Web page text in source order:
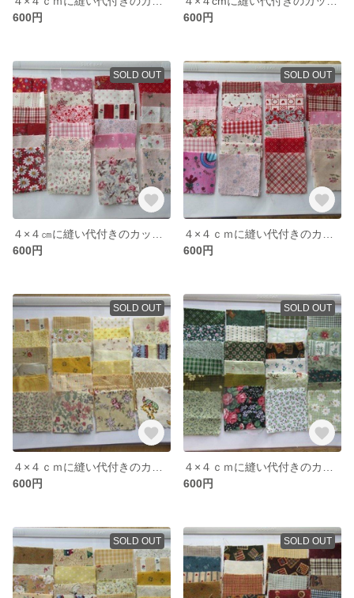
600円
600円
SOLD OUT
600円
SOLD OUT
600円
SOLD OUT
600円
SOLD OUT
600円
SOLD OUT SOLD OUT